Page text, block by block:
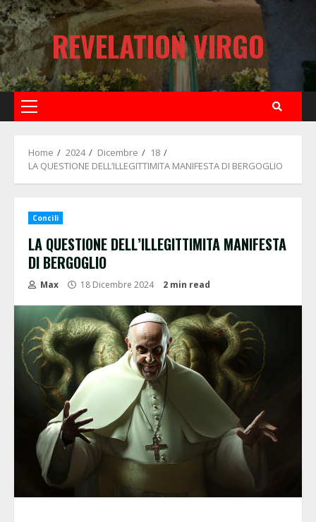
Skip
to
content
REVELATION VIRGO
Primary
Home 2024 Dicembre
18
LA QUESTIONE DELL’ILLEGITTIMITA MANIFESTA DI BERGOGLIO
Concili
LA QUESTIONE DELL’ILLEGITTIMITA MANIFESTA
DI BERGOGLIO
Max 18 Dicembre 2024 2 min read